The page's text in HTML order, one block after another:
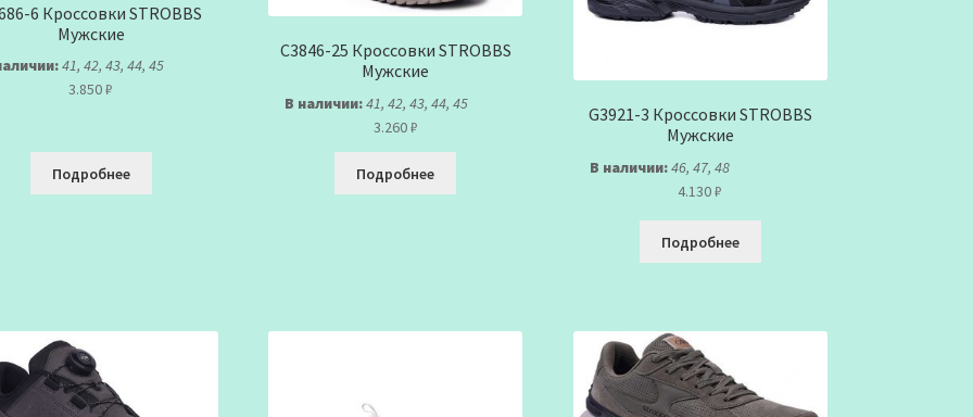
6 Кроссовки STROBBS
Мужские
41, 42, 43, 44, 45
3.850₽
Подробнее
C3846-25 Кроссовки STROBBS
Мужские
В наличии:41, 42, 43, 44, 45
3.260₽
Подробнее
G3921-3 Кроссовки STROBBS
Мужские
В наличии:46, 47, 48
4.130₽
Подробнее